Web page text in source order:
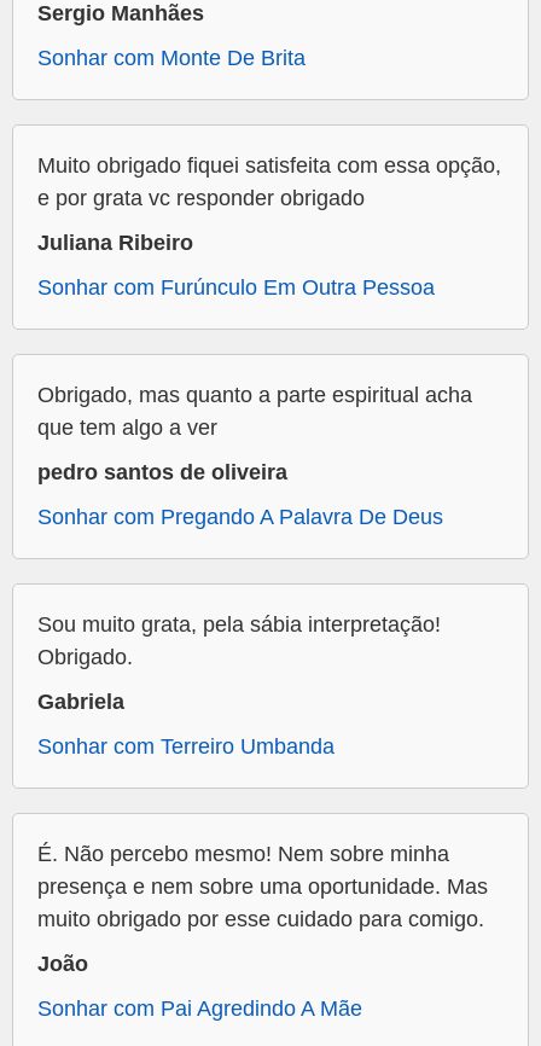
Sergio Manhães
Sonhar com Monte De Brita
Muito obrigado fiquei satisfeita com essa opção,
e por grata vc responder obrigado
Juliana Ribeiro
Sonhar com Furúnculo Em Outra Pessoa
Obrigado, mas quanto a parte espiritual acha
que tem algo a ver
pedro santos de oliveira
Sonhar com Pregando A Palavra De Deus
Sou muito grata, pela sábia interpretação!
Obrigado.
Gabriela
Sonhar com Terreiro Umbanda
É. Não percebo mesmo! Nem sobre minha
presença e nem sobre uma oportunidade. Mas
muito obrigado por esse cuidado para comigo.
João
Sonhar com Pai Agredindo A Mãe